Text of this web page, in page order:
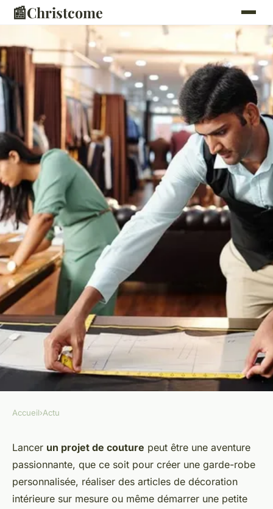
📰Christcome
Projet de couture : trouvez la
meilleure couturière !
admin•6 avril 2024•3 min de lecture
Accueil›Actu
Lancer un projet de couture peut être une aventure
passionnante, que ce soit pour créer une garde-robe
personnalisée, réaliser des articles de décoration
intérieure sur mesure ou même démarrer une petite